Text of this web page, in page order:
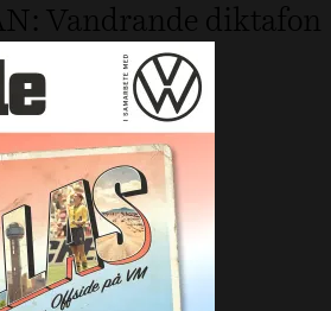
Vandrande diktafon